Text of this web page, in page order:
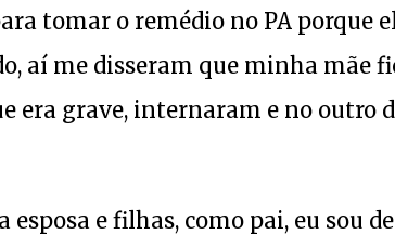
tomar o remédio no PA porque
aí me disseram que minha mãe
era grave, internaram e no outro
esposa e filhas, como pai, eu sou